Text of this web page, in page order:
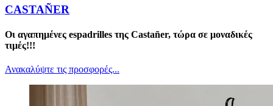
CASTAÑER
Οι αγαπημένες espadrilles της Castañer, τώρα σε μοναδικές
τιμές!!!
Ανακαλύψτε τις προσφορές...